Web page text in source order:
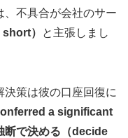
、不具合が会社のサー
）
と主張しまし
策は彼の口座回復に
a significant
断で決める（decide